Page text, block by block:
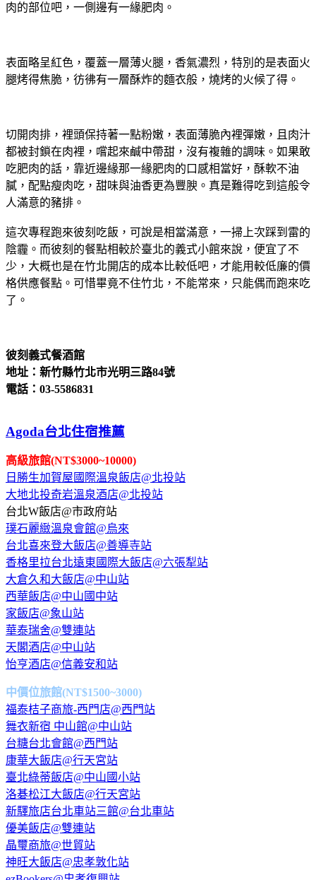
肉的部位吧，一側邊有一緣肥肉。
表面略呈紅色，覆蓋一層薄火腿，香氣濃烈，特別的是表面火
腿烤得焦脆，彷彿有一層酥炸的麵衣般，燒烤的火候了得。
切開肉排，裡頭保持著一點粉嫩，表面薄脆內裡彈嫩，且肉汁
都被封鎖在肉裡，嚐起來鹹中帶甜，沒有複雜的調味。如果敢
吃肥肉的話，靠近邊緣那一緣肥肉的口感相當好，酥軟不油
膩，配點瘦肉吃，甜味與油香更為豐腴。真是難得吃到這般令
人滿意的豬排。
這次專程跑來彼刻吃飯，可說是相當滿意，一掃上次踩到雷的
陰霾。而彼刻的餐點相較於臺北的義式小館來說，便宜了不
少，大概也是在竹北開店的成本比較低吧，才能用較低廉的價
格供應餐點。可惜畢竟不住竹北，不能常來，只能偶而跑來吃
了。
彼刻義式餐酒館
地址：新竹縣竹北市光明三路84號
電話：03-5586831
Agoda台北住宿推薦
高級旅館(NT$3000~10000)
日勝生加賀屋國際溫泉飯店@北投站
大地北投奇岩溫泉酒店@北投站
台北W飯店@市政府站
璞石麗緻溫泉會館@烏來
台北喜來登大飯店@善導寺站
香格里拉台北遠東國際大飯店@六張犁站
大倉久和大飯店@中山站
西華飯店@中山國中站
家飯店@象山站
華泰瑞舍@雙連站
天閣酒店@中山站
怡亨酒店@信義安和站
中價位旅館(NT$1500~3000)
福泰桔子商旅-西門店@西門站
舞衣新宿 中山館@中山站
台糖台北會館@西門站
康華大飯店@行天宮站
臺北綠蒂飯店@中山國小站
洛碁松江大飯店@行天宮站
新驛旅店台北車站三館@台北車站
優美飯店@雙連站
晶璽商旅@世貿站
神旺大飯店@忠孝敦化站